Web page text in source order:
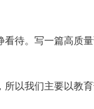
待。写一篇高质
以我们主要以教